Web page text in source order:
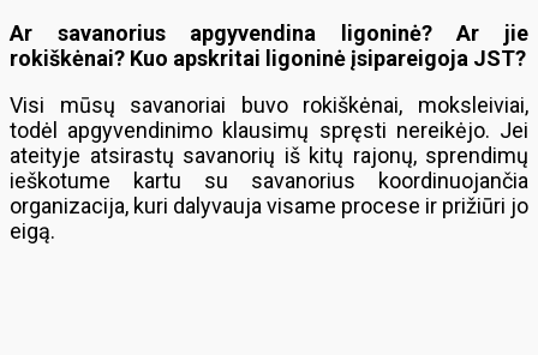
Ar savanorius apgyvendina ligoninė? Ar jie
rokiškėnai? Kuo apskritai ligoninė įsipareigoja JST?
Visi mūsų savanoriai buvo rokiškėnai, moksleiviai,
todėl apgyvendinimo klausimų spręsti nereikėjo. Jei
ateityje atsirastų savanorių iš kitų rajonų, sprendimų
ieškotume kartu su savanorius koordinuojančia
organizacija, kuri dalyvauja visame procese ir prižiūri jo
eigą.